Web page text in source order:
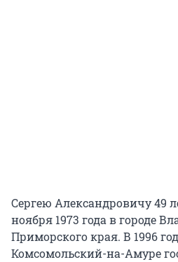
Сергею Александровичу 49
ноября 1973 года в городе
Приморского края. В 1996
Комсомольский-на-Амуре